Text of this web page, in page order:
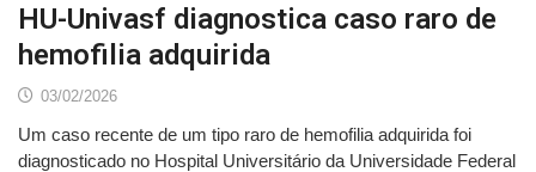
HU-Univasf diagnostica caso raro de
hemofilia adquirida
03/02/2026
Um caso recente de um tipo raro de hemofilia adquirida foi
diagnosticado no Hospital Universitário da Universidade Federal